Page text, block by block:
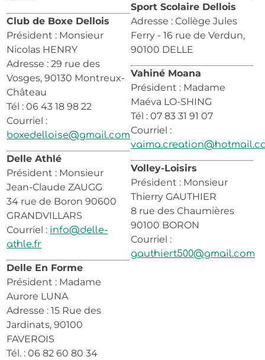
Club de Boxe Dellois
Président : Monsieur
Nicolas HENRY
Adresse : 29 rue des
Vosges, 90130 Montreux-
Château
Tél : 06 43 18 98 22
Courriel :
boxedelloise@gmail.com
Delle Athlé
Président : Monsieur
Jean-Claude ZAUGG
34 rue de Boron 90600
GRANDVILLARS
Courriel : info@delle-
athle.fr
Delle En Forme
Président : Madame
Aurore LUNA
Adresse : 15 Rue des
Jardinats, 90100
FAVEROIS
Tél. : 06 82 60 80 34
Sport Scolaire Dellois
Adresse : Collège Jules
Ferry - 16 rue de Verdun,
90100 DELLE
Vahiné Moana
Président : Madame
Maéva LO-SHING
Tél : 07 83 31 91 07
Courriel :
Volley-Loisirs
Président : Monsieur
Thierry GAUTHIER
8 rue des Chaumières
90100 BORON
Courriel :
gauthiert500@gmail.com